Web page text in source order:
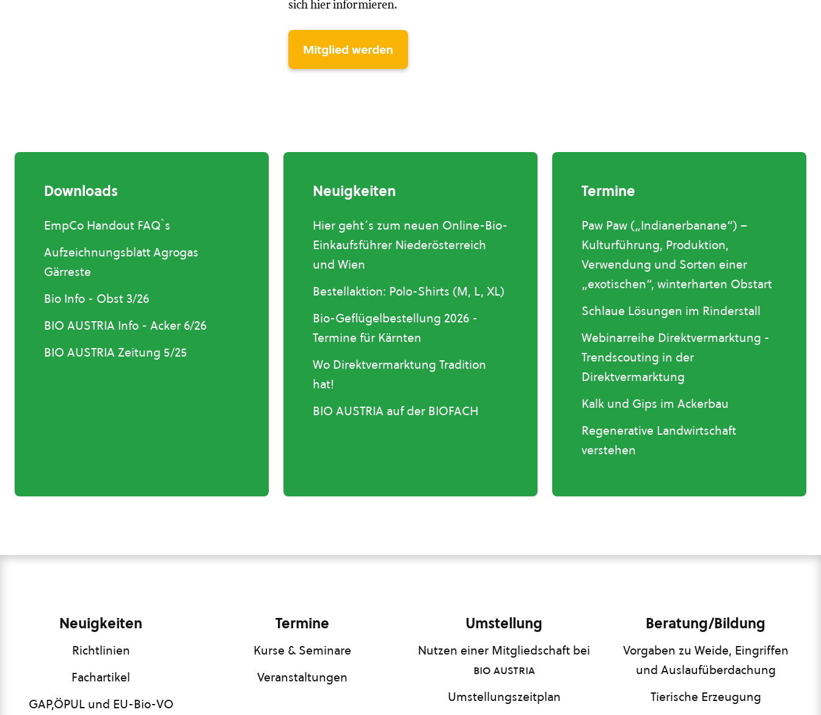
sich hier informieren.
Mitglied werden
Downloads
EmpCo Handout FAQ`s
Aufzeichnungsblatt Agrogas
Gärreste
Bio Info - Obst 3/26
BIO AUSTRIA Info - Acker 6/26
BIO AUSTRIA Zeitung 5/25
Neuigkeiten
Hier geht´s zum neuen Online-Bio-
Einkaufsführer Niederösterreich
und Wien
Bestellaktion: Polo-Shirts (M, L, XL)
Bio-Geflügelbestellung 2026 -
Termine für Kärnten
Wo Direktvermarktung Tradition
hat!
BIO AUSTRIA auf der BIOFACH
Termine
Paw Paw („Indianerbanane“) –
Kulturführung, Produktion,
Verwendung und Sorten einer
„exotischen“, winterharten Obstart
Schlaue Lösungen im Rinderstall
Webinarreihe Direktvermarktung -
Trendscouting in der
Direktvermarktung
Kalk und Gips im Ackerbau
Regenerative Landwirtschaft
verstehen
Neuigkeiten
Richtlinien
Fachartikel
GAP,ÖPUL und EU-Bio-VO
Termine
Kurse & Seminare
Veranstaltungen
Umstellung
Nutzen einer Mitgliedschaft bei
bio austria
Umstellungszeitplan
Beratung/Bildung
Vorgaben zu Weide, Eingriffen
und Auslaufüberdachung
Tierische Erzeugung